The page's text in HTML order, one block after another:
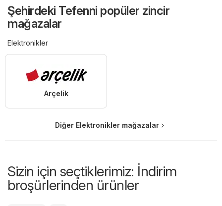
Şehirdeki Tefenni popüler zincir
mağazalar
Elektronikler
Arçelik
Diğer Elektronikler mağazalar
Sizin için seçtiklerimiz: İndirim
broşürlerinden ürünler